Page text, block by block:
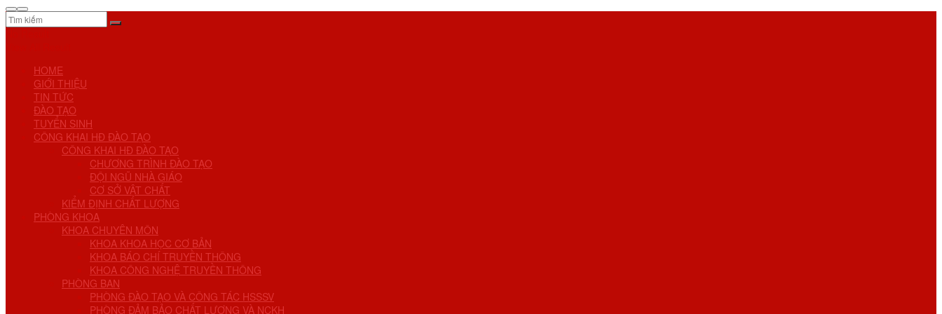
HOME
GIỚI THIỆU
TIN TỨC
ĐÀO TẠO
TUYỂN SINH
CÔNG KHAI HĐ ĐÀO TẠO
CÔNG KHAI HĐ ĐÀO TẠO
CHƯƠNG TRÌNH ĐÀO TẠO
ĐỘI NGŨ NHÀ GIÁO
CƠ SỞ VẬT CHẤT
KIỂM ĐỊNH CHẤT LƯỢNG
PHÒNG KHOA
KHOA CHUYÊN MÔN
KHOA KHOA HỌC CƠ BẢN
KHOA BÁO CHÍ TRUYỀN THÔNG
KHOA CÔNG NGHỆ TRUYỀN THÔNG
PHÒNG BAN
PHÒNG ĐÀO TẠO VÀ CÔNG TÁC HSSSV
PHÒNG ĐẢM BẢO CHẤT LƯỢNG VÀ NCKH